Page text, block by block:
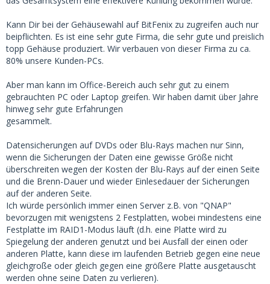
Kann Dir bei der Gehäusewahl auf BitFenix zu zugreifen auch nur
beipflichten. Es ist eine sehr gute Firma, die sehr gute und preislich
topp Gehäuse produziert. Wir verbauen von dieser Firma zu ca.
80% unsere Kunden-PCs.
Aber man kann im Office-Bereich auch sehr gut zu einem
gebrauchten PC oder Laptop greifen. Wir haben damit über Jahre
hinweg sehr gute Erfahrungen
gesammelt.
Datensicherungen auf DVDs oder Blu-Rays machen nur Sinn,
wenn die Sicherungen der Daten eine gewisse Größe nicht
überschreiten wegen der Kosten der Blu-Rays auf der einen Seite
und die Brenn-Dauer und wieder Einlesedauer der Sicherungen
auf der anderen Seite.
Ich würde persönlich immer einen Server z.B. von "QNAP"
bevorzugen mit wenigstens 2 Festplatten, wobei mindestens eine
Festplatte im RAID1-Modus läuft (d.h. eine Platte wird zu
Spiegelung der anderen genutzt und bei Ausfall der einen oder
anderen Platte, kann diese im laufenden Betrieb gegen eine neue
gleichgroße oder gleich gegen eine größere Platte ausgetauscht
werden ohne seine Daten zu verlieren).